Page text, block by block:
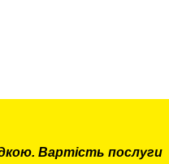
Вартість послуги